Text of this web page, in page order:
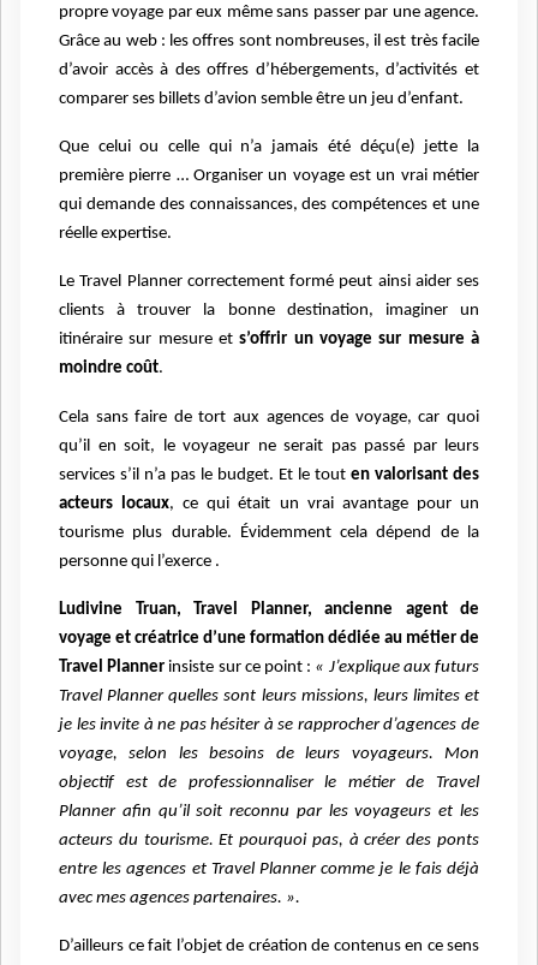
propre voyage par eux même sans passer par une agence.
Grâce au web : les offres sont nombreuses, il est très facile
d’avoir accès à des offres d’hébergements, d’activités et
comparer ses billets d’avion semble être un jeu d’enfant.
Que celui ou celle qui n’a jamais été déçu(e) jette la
première pierre … Organiser un voyage est un vrai métier
qui demande des connaissances, des compétences et une
réelle expertise.
Le Travel Planner correctement formé peut ainsi aider ses
clients à trouver la bonne destination, imaginer un
itinéraire sur mesure ets’offrir un voyage sur mesure à
moindre coût.
Cela sans faire de tort aux agences de voyage, car quoi
qu’il en soit, le voyageur ne serait pas passé par leurs
services s’il n’a pas le budget. Et le tout en valorisant des
acteurs locaux, ce qui était un vrai avantage pour un
tourisme plus durable. Évidemment cela dépend de la
personne qui l’exerce .
Ludivine Truan, Travel Planner, ancienne agent de
voyage et créatrice d’une formation dédiée au métier de
Travel Planner insiste sur ce point : « J’explique aux futurs
Travel Planner quelles sont leurs missions, leurs limites et
je les invite à ne pas hésiter à se rapprocher d’agences de
voyage, selon les besoins de leurs voyageurs. Mon
objectif est de professionnaliser le métier de Travel
Planner afin qu’il soit reconnu par les voyageurs et les
acteurs du tourisme. Et pourquoi pas, à créer des ponts
entre les agences et Travel Planner comme je le fais déjà
avec mes agences partenaires. ».
D’ailleurs ce fait l’objet de création de contenus en ce sens